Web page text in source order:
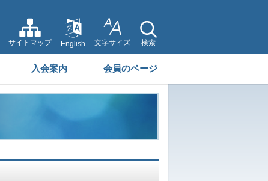
サイトマップ English 文字サイズ 検索
入会案内 会員のページ